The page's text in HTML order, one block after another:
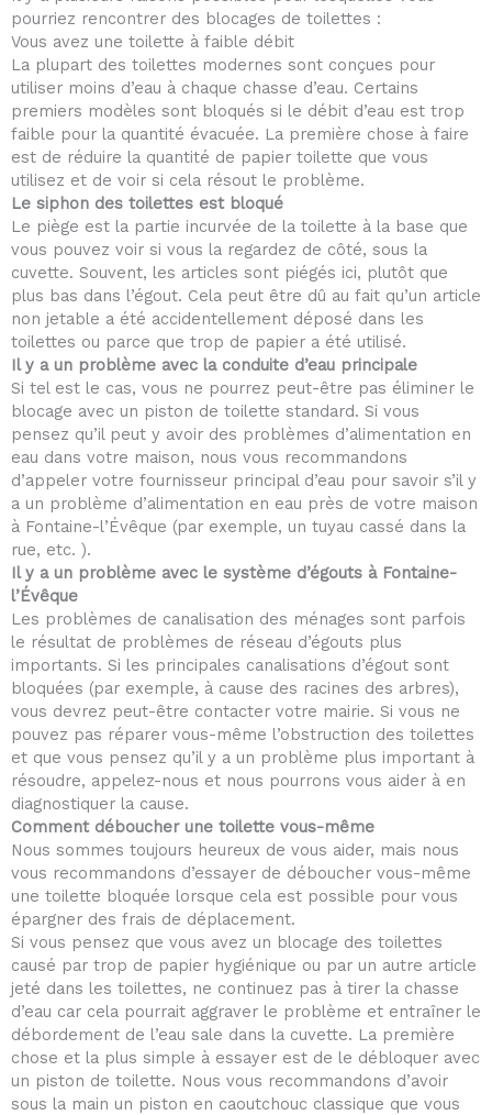
pourriez rencontrer des blocages de toilettes :
Vous avez une toilette à faible débit
La plupart des toilettes modernes sont conçues pour
utiliser moins d’eau à chaque chasse d’eau. Certains
premiers modèles sont bloqués si le débit d’eau est trop
faible pour la quantité évacuée. La première chose à faire
est de réduire la quantité de papier toilette que vous
utilisez et de voir si cela résout le problème.
Le siphon des toilettes est bloqué
Le piège est la partie incurvée de la toilette à la base que
vous pouvez voir si vous la regardez de côté, sous la
cuvette. Souvent, les articles sont piégés ici, plutôt que
plus bas dans l’égout. Cela peut être dû au fait qu’un article
non jetable a été accidentellement déposé dans les
toilettes ou parce que trop de papier a été utilisé.
Il y a un problème avec la conduite d’eau principale
Si tel est le cas, vous ne pourrez peut-être pas éliminer le
blocage avec un piston de toilette standard. Si vous
pensez qu’il peut y avoir des problèmes d’alimentation en
eau dans votre maison, nous vous recommandons
d’appeler votre fournisseur principal d’eau pour savoir s’il y
a un problème d’alimentation en eau près de votre maison
à Fontaine-l’Évêque (par exemple, un tuyau cassé dans la
rue, etc. ).
Il y a un problème avec le système d’égouts à Fontaine-
l’Évêque
Les problèmes de canalisation des ménages sont parfois
le résultat de problèmes de réseau d’égouts plus
importants. Si les principales canalisations d’égout sont
bloquées (par exemple, à cause des racines des arbres),
vous devrez peut-être contacter votre mairie. Si vous ne
pouvez pas réparer vous-même l’obstruction des toilettes
et que vous pensez qu’il y a un problème plus important à
résoudre, appelez-nous et nous pourrons vous aider à en
diagnostiquer la cause.
Comment déboucher une toilette vous-même
Nous sommes toujours heureux de vous aider, mais nous
vous recommandons d’essayer de déboucher vous-même
une toilette bloquée lorsque cela est possible pour vous
épargner des frais de déplacement.
Si vous pensez que vous avez un blocage des toilettes
causé par trop de papier hygiénique ou par un autre article
jeté dans les toilettes, ne continuez pas à tirer la chasse
d’eau car cela pourrait aggraver le problème et entraîner le
débordement de l’eau sale dans la cuvette. La première
chose et la plus simple à essayer est de le débloquer avec
un piston de toilette. Nous vous recommandons d’avoir
sous la main un piston en caoutchouc classique que vous